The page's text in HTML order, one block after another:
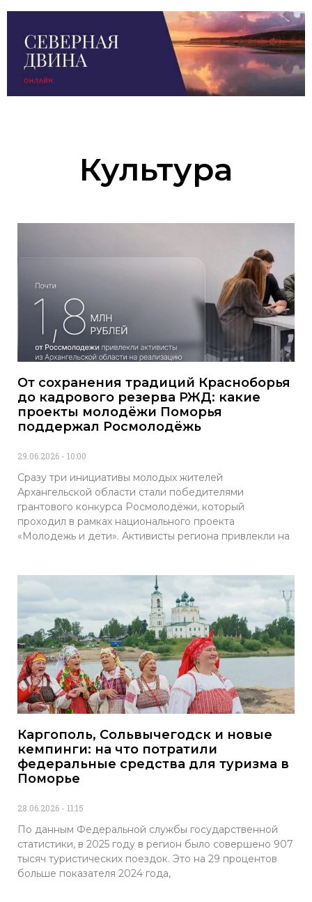
Культура
От сохранения традиций Красноборья
до кадрового резерва РЖД: какие
проекты молодёжи Поморья
поддержал Росмолодёжь
29.06.2026 10:00
Сразу три инициативы молодых жителей
Архангельской области стали победителями
грантового конкурса Росмолодёжи, который
проходил в рамках национального проекта
«Молодежь и дети». Активисты региона привлекли на
Каргополь, Сольвычегодск и новые
кемпинги: на что потратили
федеральные средства для туризма в
Поморье
28.06.2026 11:15
По данным Федеральной службы государственной
статистики, в 2025 году в регион было совершено 907
тысяч туристических поездок. Это на 29 процентов
больше показателя 2024 года,